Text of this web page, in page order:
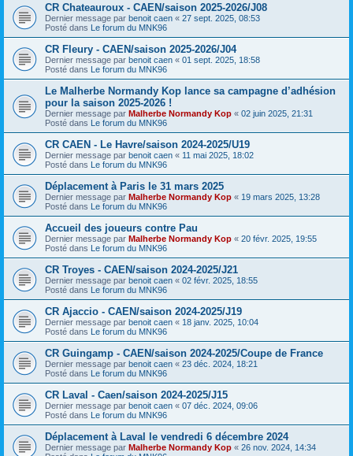
CR Chateauroux - CAEN/saison 2025-2026/J08
Dernier message par benoit caen « 27 sept. 2025, 08:53
Posté dans Le forum du MNK96
CR Fleury - CAEN/saison 2025-2026/J04
Dernier message par benoit caen « 01 sept. 2025, 18:58
Posté dans Le forum du MNK96
Le Malherbe Normandy Kop lance sa campagne d’adhésion
pour la saison 2025-2026 !
Dernier message par Malherbe Normandy Kop « 02 juin 2025, 21:31
Posté dans Le forum du MNK96
CR CAEN - Le Havre/saison 2024-2025/U19
Dernier message par benoit caen « 11 mai 2025, 18:02
Posté dans Le forum du MNK96
Déplacement à Paris le 31 mars 2025
Dernier message par Malherbe Normandy Kop « 19 mars 2025, 13:28
Posté dans Le forum du MNK96
Accueil des joueurs contre Pau
Dernier message par Malherbe Normandy Kop « 20 févr. 2025, 19:55
Posté dans Le forum du MNK96
CR Troyes - CAEN/saison 2024-2025/J21
Dernier message par benoit caen « 02 févr. 2025, 18:55
Posté dans Le forum du MNK96
CR Ajaccio - CAEN/saison 2024-2025/J19
Dernier message par benoit caen « 18 janv. 2025, 10:04
Posté dans Le forum du MNK96
CR Guingamp - CAEN/saison 2024-2025/Coupe de France
Dernier message par benoit caen « 23 déc. 2024, 18:21
Posté dans Le forum du MNK96
CR Laval - Caen/saison 2024-2025/J15
Dernier message par benoit caen « 07 déc. 2024, 09:06
Posté dans Le forum du MNK96
Déplacement à Laval le vendredi 6 décembre 2024
Dernier message par Malherbe Normandy Kop « 26 nov. 2024, 14:34